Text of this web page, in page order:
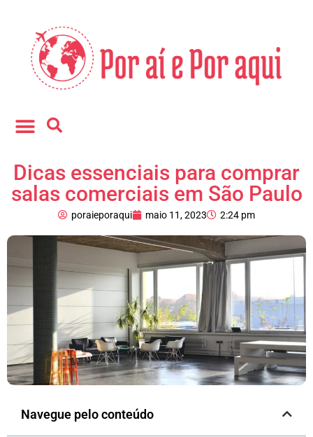
Dicas essenciais para comprar
salas comerciais em São Paulo
poraieporaqui maio 11, 2023 2:24 pm
Navegue pelo conteúdo